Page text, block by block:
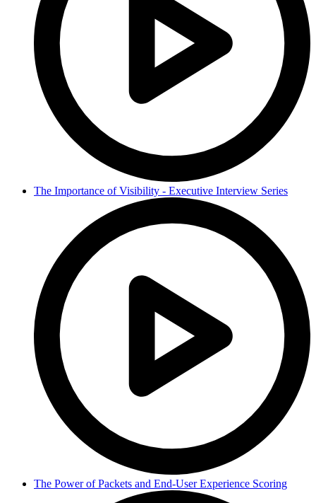
The Importance of Visibility - Executive Interview Series
The Power of Packets and End-User Experience Scoring